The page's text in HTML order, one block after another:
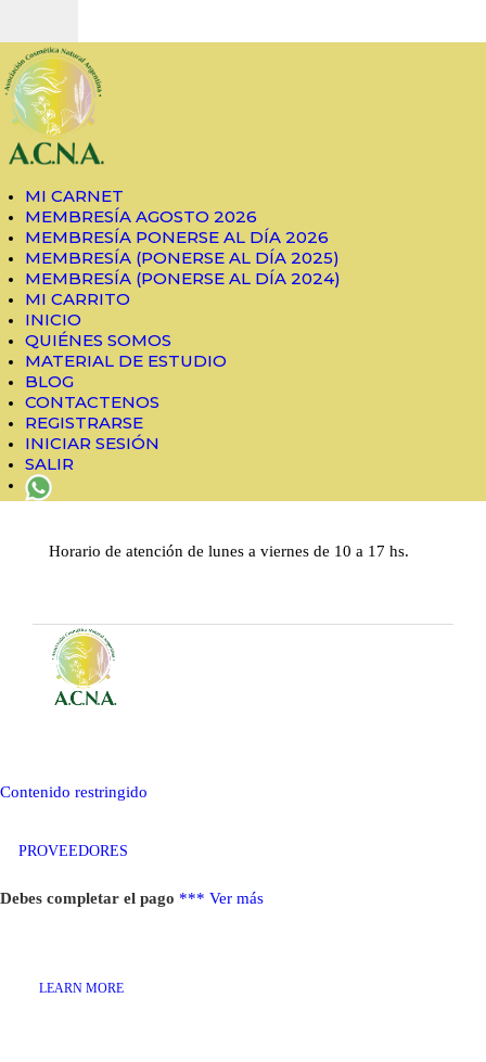
MI CARNET
MEMBRESÍA AGOSTO 2026
MEMBRESÍA PONERSE AL DÍA 2026
MEMBRESÍA (PONERSE AL DÍA 2025)
MEMBRESÍA (PONERSE AL DÍA 2024)
MI CARRITO
INICIO
QUIÉNES SOMOS
MATERIAL DE ESTUDIO
BLOG
CONTACTENOS
REGISTRARSE
INICIAR SESIÓN
SALIR
Horario de atención de lunes a viernes de 10 a 17 hs.
Asociación de Cosmética Natural Argentina
MEMBRESÍA AGOSTO
2026
MEMBRESÍA PONERSE
AL DÍA 2026
MEMBRESÍA (PONERSE
AL DÍA 2025)
MEMBRESÍA (PONERSE
AL DÍA 2024)
MI CARRITO
MATERIAL DE ESTUDIO
BLOG
REGISTRARSE
SALIR
Contenido restringido
PROVEEDORES
Debes completar el pago *** Ver más
LEARN MORE